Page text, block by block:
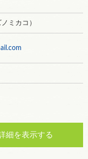
ミカコ）
細を表示する